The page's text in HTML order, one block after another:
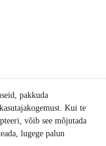
pakkuda
Kui te
võib see mõjutada
lugege palun